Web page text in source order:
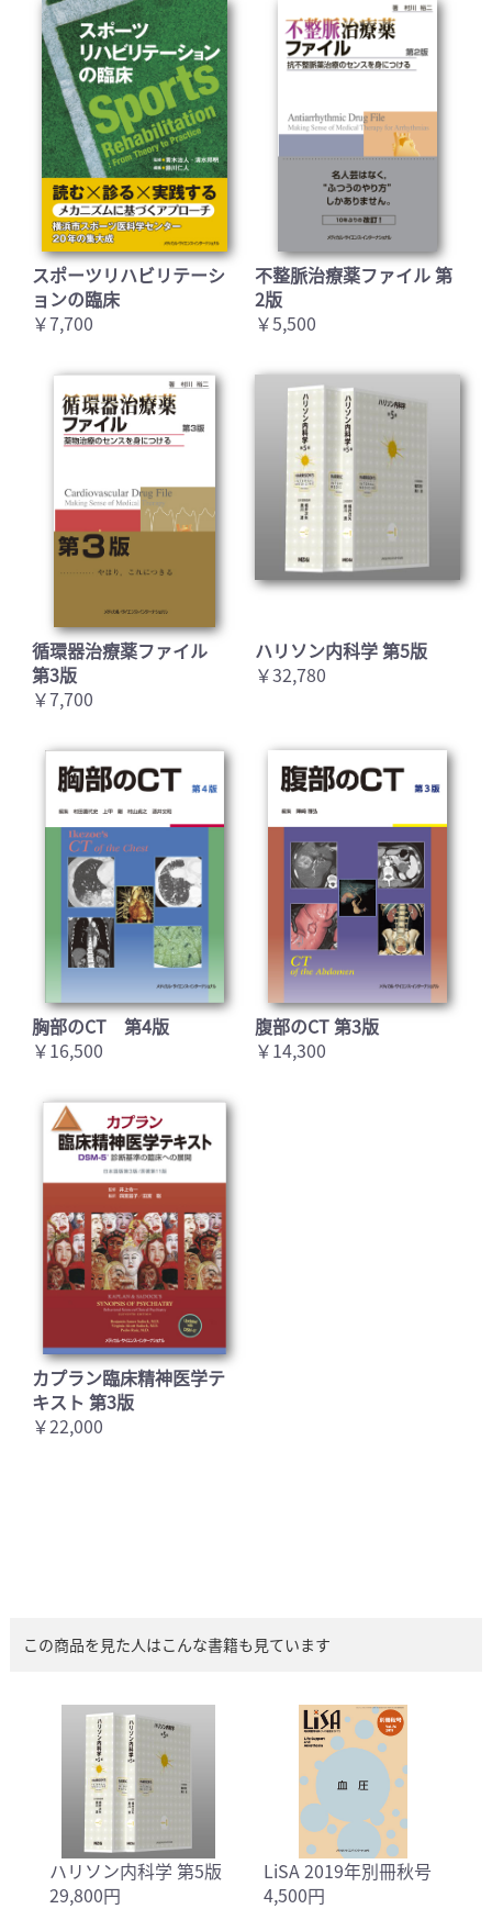
スポーツリハビリテーシ
ョンの臨床
￥7,700
不整脈治療薬ファイル 第
2版
￥5,500
循環器治療薬ファイル
第3版
￥7,700
ハリソン内科学 第5版
￥32,780
胸部のCT 第4版
￥16,500
腹部のCT 第3版
￥14,300
カプラン臨床精神医学テ
キスト 第3版
￥22,000
この商品を見た人はこんな書籍も見ています
ハリソン内科学 第5版
29,800円
LiSA 2019年別冊秋号
4,500円